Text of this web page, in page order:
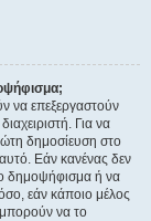
να επεξεργαστούν
Για να
δημοσίευση στο
Εάν κανένας δεν
δημοψήφισμα ή να
εάν κάποιο μέλος
μπορούν να το